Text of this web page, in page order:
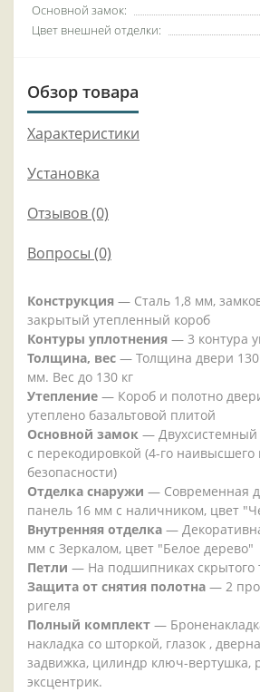
Основной замок:
Цвет внешней отделки:
Обзор товара
Характеристики
Установка
Отзывов (0)
Вопросы (0)
Конструкция — Сталь 1,8 мм,
закрытый утепленный короб
Контуры уплотнения — 3 контура
Толщина, вес — Толщина двери
мм. Вес до 130 кг
Утепление — Короб и полотно
утеплено базальтовой плитой
Основной замок — Двухсистемный
с перекодировкой (4-го наивысшего
безопасности)
Отделка снаружи — Современная
панель 16 мм с наличником, цвет
Внутренняя отделка —
мм с Зеркалом, цвет "Белое дерево"
Петли — На подшипниках скрытого
Защита от снятия полотна — 2
ригеля
Полный комплект —
накладка со шторкой, глазок ,
задвижка, цилиндр ключ-вертушка,
эксцентрик.